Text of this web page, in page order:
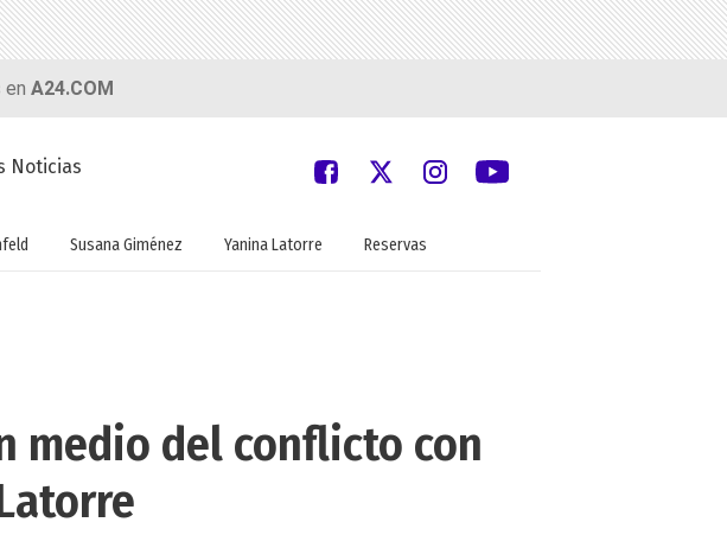
en A24.COM
Noticias
Susana Giménez Yanina Latorre Reservas
medio del conflicto con